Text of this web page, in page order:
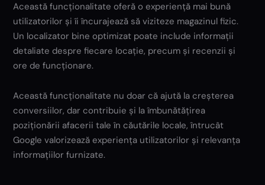
Această funcționalitate oferă o experiență mai bună
utilizatorilor și îi încurajează să viziteze magazinul fizic.
Un localizator bine optimizat poate include informații
detaliate despre fiecare locație, precum și recenzii și
ore de funcționare.
Această funcționalitate nu doar că ajută la creșterea
conversiilor, dar contribuie și la îmbunătățirea
poziționării afacerii tale în căutările locale, întrucât
Google valorizează experiența utilizatorilor și relevanța
informațiilor furnizate.